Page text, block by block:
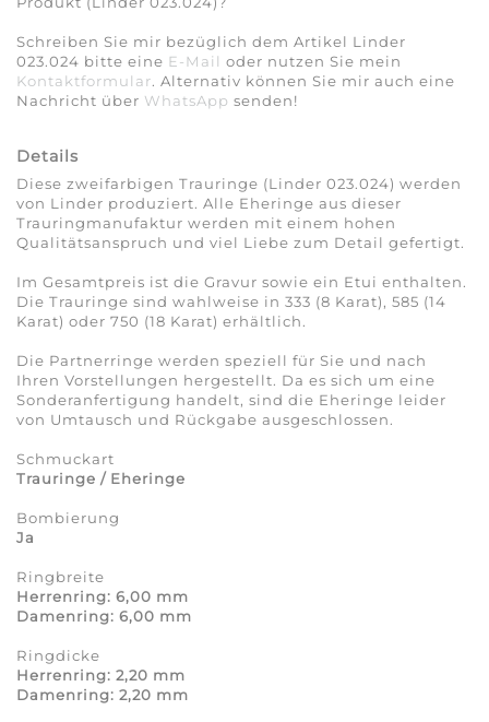
Schreiben Sie mir bezüglich dem Artikel Linder
023.024 bitte eine E-Mail oder nutzen Sie mein
Kontaktformular. Alternativ können Sie mir auch eine
Nachricht über WhatsApp senden!
Details
Diese zweifarbigen Trauringe (Linder 023.024) werden
von Linder produziert. Alle Eheringe aus dieser
Trauringmanufaktur werden mit einem hohen
Qualitätsanspruch und viel Liebe zum Detail gefertigt.
Im Gesamtpreis ist die Gravur sowie ein Etui enthalten.
Die Trauringe sind wahlweise in 333 (8 Karat), 585 (14
Karat) oder 750 (18 Karat) erhältlich.
Die Partnerringe werden speziell für Sie und nach
Ihren Vorstellungen hergestellt. Da es sich um eine
Sonderanfertigung handelt, sind die Eheringe leider
von Umtausch und Rückgabe ausgeschlossen.
Schmuckart
Trauringe / Eheringe
Bombierung
Ja
Ringbreite
Herrenring: 6,00 mm
Damenring: 6,00 mm
Ringdicke
Herrenring: 2,20 mm
Damenring: 2,20 mm